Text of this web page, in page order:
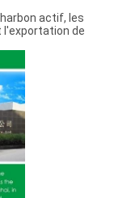
actif, les
de